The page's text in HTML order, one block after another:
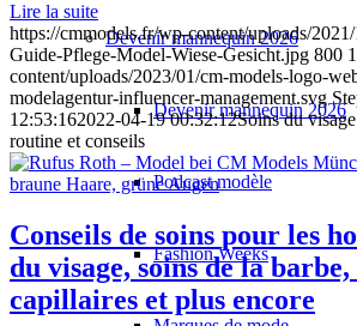
Devenir mannequin 2026
Devenir mannequin 2026
Podcast modèle
Fashion Weeks
Lire la suite
https://cmmodels.fr/wp-content/uploads/
Guide-Pflege-Model-Wiese-Gesicht.jpg 800
content/uploads/2023/01/cm-models-logo-
modelagentur-influencer-management.svg
12:53:162022-04-19 00:32:12Soins du
routine et conseils
Conseils de soins pour les
du visage, soins de la barbe,
capillaires et plus encore